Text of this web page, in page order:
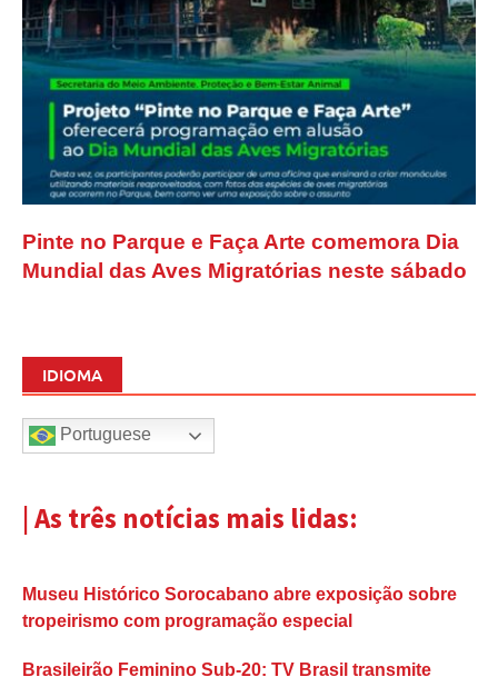
Pinte no Parque e Faça Arte comemora Dia
Mundial das Aves Migratórias neste sábado
IDIOMA
Portuguese
| As três notícias mais lidas:
Museu Histórico Sorocabano abre exposição sobre
tropeirismo com programação especial
Brasileirão Feminino Sub-20: TV Brasil transmite